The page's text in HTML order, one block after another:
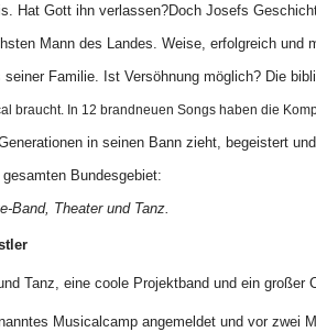
Hat Gott ihn verlassen?Doch Josefs
Mann des Landes. Weise, erfolgreich und
seiner Familie. Ist Versöhnung möglich? Die
braucht. In 12 brandneuen Songs haben die
in seinen Bann zieht, begeistert
Bundesgebiet:
Band, Theater und Tanz.
Tanz, eine coole Projektband und ein
Musicalcamp angemeldet und vor zwei